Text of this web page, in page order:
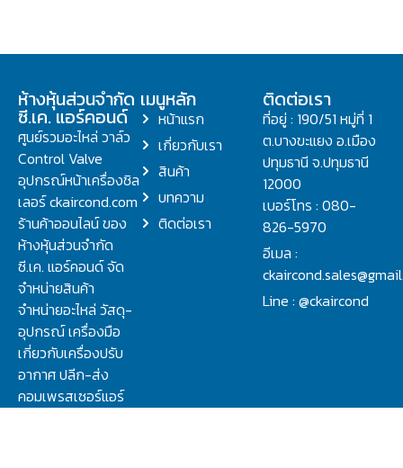
ห้างหุ้นส่วนจำกัด
ซี.เค. แอร์คอนด์
ศูนย์รวมอะไหล่ วาล์ว
Control Valve
อุปกรณ์หน้าเครื่องชิล
เลอร์ ckaircond.com
ร้านค้าออนไลน์ ของ
ห้างหุ้นส่วนจำกัด
ซี.เค. แอร์คอนด์ จัด
จำหน่ายสินค้า
จำหน่ายอะไหล่ วัสดุ-
อุปกรณ์ เครื่องมือ
เกี่ยวกับเครื่องปรับ
อากาศ ปลีก-ส่ง
คอมเพรสเซอร์แอร์
เมนูหลัก
หน้าแรก
เกี่ยวกับเรา
สินค้า
บทความ
ติดต่อเรา
ติดต่อเรา
ที่อยู่ : 190/51 หมู่ที่ 1
ต.บางขะแยง อ.เมือง
ปทุมธานี จ.ปทุมธานี
12000
เบอร์โทร : 080-
826-5970
อีเมล :
Line : @ckaircond